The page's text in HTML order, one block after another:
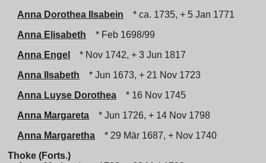
Anna Dorothea Ilsabein
* ca. 1735, + 5 Jan 1771
Anna Elisabeth
* Feb 1698/99
Anna Engel
* Nov 1742, + 3 Jun 1817
Anna Ilsabeth
* Jun 1673, + 21 Nov 1723
Anna Luyse Dorothea
* 16 Nov 1745
Anna Margareta
* Jun 1726, + 14 Nov 1798
Anna Margaretha
* 29 Mär 1687, + Nov 1740
Thoke (Forts.)